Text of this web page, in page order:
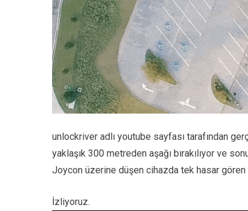
unlockriver adlı youtube sayfası tarafından
yaklaşık 300 metreden aşağı bırakılıyor ve
Joycon üzerine düşen cihazda tek hasar
İzliyoruz.